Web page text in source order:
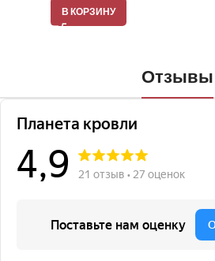
В КОРЗИНУ
Отзывы